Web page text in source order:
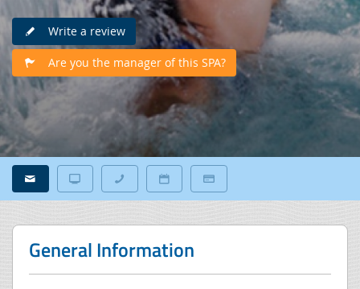
Write a review
Are you the manager of this SPA?
General Information